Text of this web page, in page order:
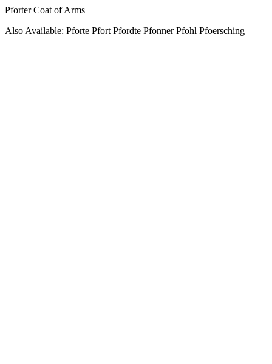
Pforter Coat of Arms
Also Available: Pforte Pfort Pfordte Pfonner Pfohl Pfoersching